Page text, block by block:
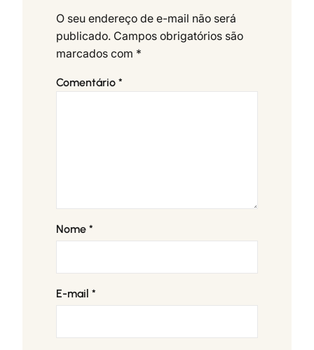
O seu endereço de e-mail não será
publicado. Campos obrigatórios são
marcados com *
Comentário *
Nome *
E-mail *